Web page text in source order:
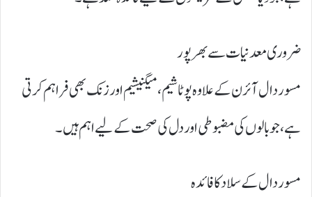
ضروری معدنیات سے بھرپور
مسور دال آئرن کے علاوہ پوٹاشیم، میگنیشیم اور زنک بھی فراہم کرتی
ہے، جو بالوں کی مضبوطی اور دل کی صحت کے لیے اہم ہیں۔
مسور دال کے سلاد کا فائدہ